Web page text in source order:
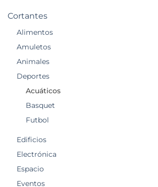
Cortantes
Alimentos
Amuletos
Animales
Deportes
Acuáticos
Basquet
Futbol
Edificios
Electrónica
Espacio
Eventos